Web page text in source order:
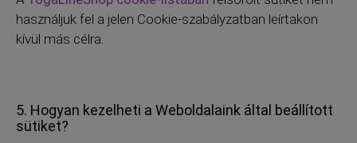
használjuk fel a jelen Cookie-szabályzatban leírtakon
kívül más célra.
5. Hogyan kezelheti a Weboldalaink által beállított
sütiket?